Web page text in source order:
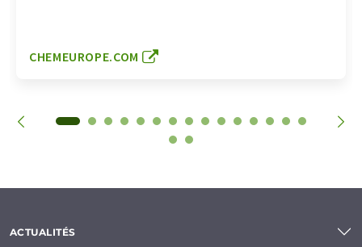
CHEMEUROPE.COM
ACTUALITÉS